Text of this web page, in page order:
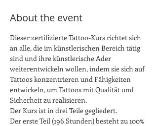
About the event
Dieser zertifizierte Tattoo-Kurs richtet sich
an alle, die im künstlerischen Bereich tätig
sind und ihre künstlerische Ader
weiterentwickeln wollen, indem sie sich auf
Tattoos konzentrieren und Fähigkeiten
entwickeln, um Tattoos mit Qualität und
Sicherheit zu realisieren.
Der Kurs ist in drei Teile gegliedert.
Der erste Teil (196 Stunden) besteht zu 100%